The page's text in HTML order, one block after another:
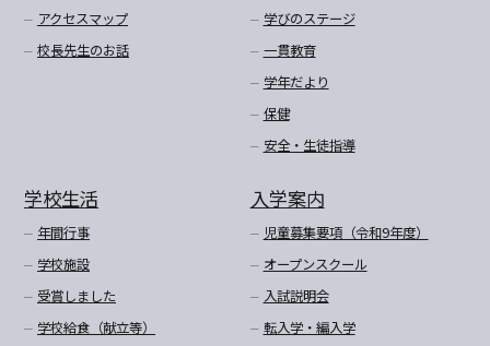
アクセスマップ
校長先生のお話
学びのステージ
一貫教育
学年だより
保健
安全・生徒指導
学校生活
年間行事
学校施設
受賞しました
学校給食（献立等）
入学案内
児童募集要項（令和9年度）
オープンスクール
入試説明会
転入学・編入学